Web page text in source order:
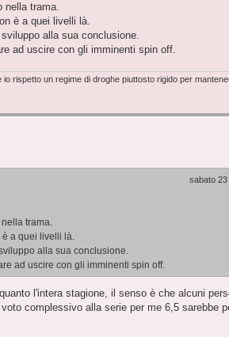
nella trama.
è a quei livelli là.
alla sua conclusione.
ad uscire con gli imminenti spin off.
rispetto un regime di droghe piuttosto rigido per
sabato
trama.
a quei livelli là.
alla sua conclusione.
ad uscire con gli imminenti spin off.
l'intera stagione, il senso è che alcuni
complessivo alla serie per me 6,5 sarebbe